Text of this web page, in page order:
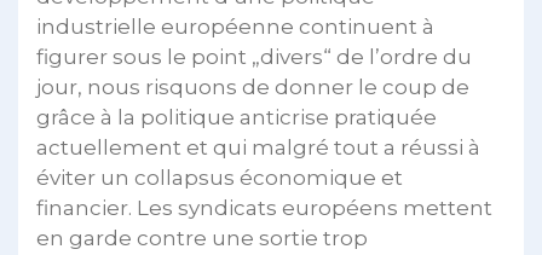
industrielle européenne continuent à
figurer sous le point „divers“ de l’ordre du
jour, nous risquons de donner le coup de
grâce à la politique anticrise pratiquée
actuellement et qui malgré tout a réussi à
éviter un collapsus économique et
financier. Les syndicats européens mettent
en garde contre une sortie trop